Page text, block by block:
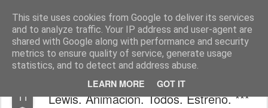
This site uses cookies from Google to deliver its services
and to analyze traffic. Your IP address and user-agent are
shared with Google along with performance and security
metrics to ensure quality of service, generate usage
statistics, and to detect and address abuse.
LEARN MORE GOT IT
CINE, LITERATURA Y VIDA Blog de Cine y Libros
11
CARS (2011). John Lasseter y Brad
Lewis. Animación. Todos. Estreno. ***